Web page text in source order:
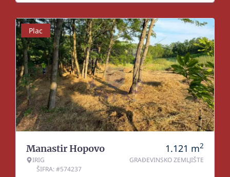
Plac
Manastir Hopovo
IRIG
ŠIFRA: #574237
1.121 m2
GRAĐEVINSKO ZEMLJIŠTE